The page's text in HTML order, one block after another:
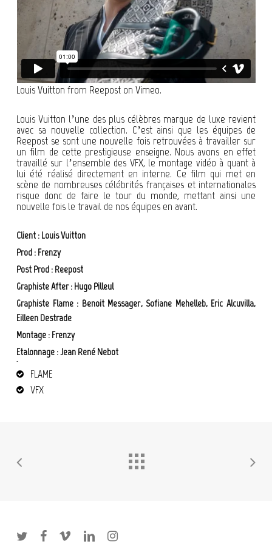
Louis Vuitton from Reeposton Vimeo.
Louis Vuitton l’une des plus célèbres marque de luxe revient
avec sa nouvelle collection. C’est ainsi que les équipes de
Reepost se sont une nouvelle fois retrouvées à travailler sur
un film de cette prestigieuse enseigne. Nous avons en effet
travaillé sur l’ensemble des VFX, le montage vidéo à quant à
lui été réalisé directement en interne. Ce film qui met en
scène de nombreuses célébrités françaises et internationales
risque donc de faire le tour du monde, mettant ainsi une
nouvelle fois le travail de nos équipes en avant.
Client : Louis Vuitton
Prod : Frenzy
Post Prod : Reepost
Graphiste After : Hugo Pilleul
Graphiste Flame : Benoit Messager, Sofiane Mehelleb, Eric Alcuvilla,
Eilleen Destrade
Montage : Frenzy
Etalonnage : Jean René Nebot
FLAME
VFX
twitter facebook vimeo linkedin instagram